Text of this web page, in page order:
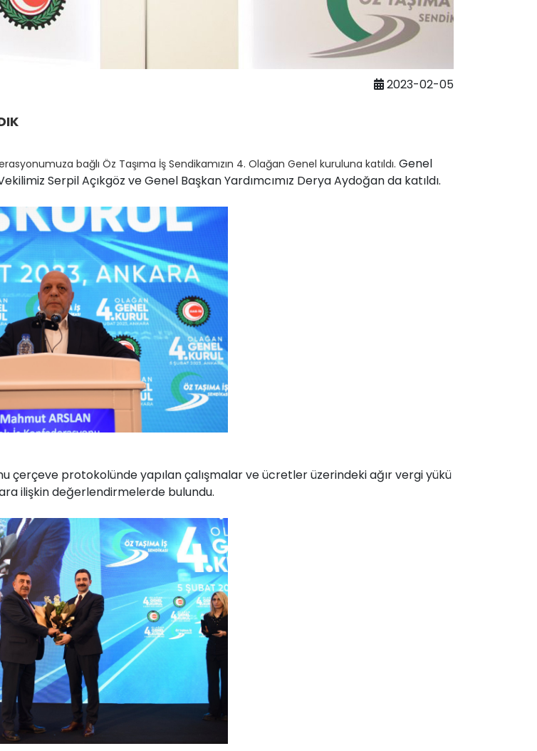
2023-02-05
bağlı Öz Taşıma İş Sendikamızın 4. Olağan Genel kuruluna katıldı. Genel
Serpil Açıkgöz ve Genel Başkan Yardımcımız Derya Aydoğan da katıldı.
çerçeve protokolünde yapılan çalışmalar ve ücretler üzerindeki ağır vergi yükü
ilişkin değerlendirmelerde bulundu.